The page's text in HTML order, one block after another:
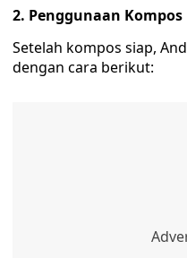
2. Penggunaan Kompos
Setelah kompos siap,
dengan cara berikut: